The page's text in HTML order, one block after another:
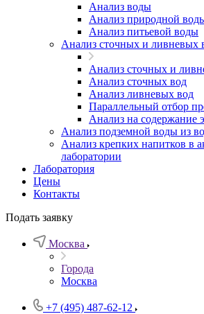
Анализ воды
Анализ природной
Анализ питьевой воды
Анализ сточных и ливневых
Анализ сточных и
Анализ сточных вод
Анализ ливневых вод
Параллельный отбор
Анализ на содержание
Анализ подземной воды из
Анализ крепких напитков в
лаборатории
Лаборатория
Цены
Контакты
Подать заявку
Москва
Города
Москва
+7 (495) 487-62-12